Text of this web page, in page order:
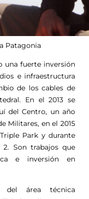
Patagonia
una fuerte inversión
e infraestructura
de los cables de
En el 2013 se
del Centro, un año
Militares, en el 2015
Park y durante
2. Son trabajos que
e inversión en
área técnica